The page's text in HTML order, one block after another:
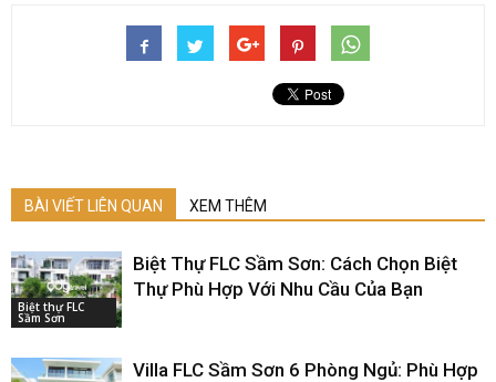
BÀI VIẾT LIÊN QUAN XEM THÊM
Biệt thự FLC
Sầm Sơn
Biệt Thự FLC Sầm Sơn: Cách Chọn Biệt
Thự Phù Hợp Với Nhu Cầu Của Bạn
Villa FLC Sầm Sơn 6 Phòng Ngủ: Phù Hợp